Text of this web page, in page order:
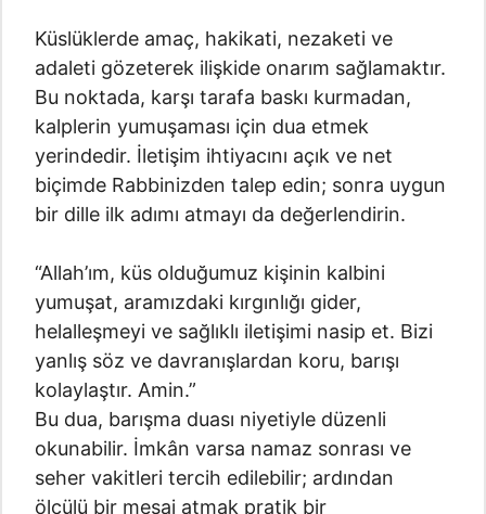
Küslüklerde amaç, hakikati, nezaketi ve
adaleti gözeterek ilişkide onarım sağlamaktır.
Bu noktada, karşı tarafa baskı kurmadan,
kalplerin yumuşaması için dua etmek
yerindedir. İletişim ihtiyacını açık ve net
biçimde Rabbinizden talep edin; sonra uygun
bir dille ilk adımı atmayı da değerlendirin.
“Allah’ım, küs olduğumuz kişinin kalbini
yumuşat, aramızdaki kırgınlığı gider,
helalleşmeyi ve sağlıklı iletişimi nasip et. Bizi
yanlış söz ve davranışlardan koru, barışı
kolaylaştır. Amin.”
Bu dua, barışma duası niyetiyle düzenli
okunabilir. İmkân varsa namaz sonrası ve
seher vakitleri tercih edilebilir; ardından
ölçülü bir mesaj atmak pratik bir